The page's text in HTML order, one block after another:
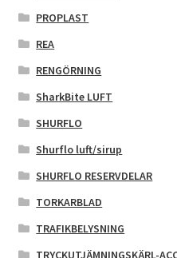
PROPLAST
REA
RENGÖRNING
SharkBite LUFT
SHURFLO
Shurflo luft/sirup
SHURFLO RESERVDELAR
TORKARBLAD
TRAFIKBELYSNING